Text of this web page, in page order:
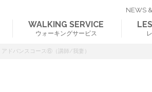
NEWS
WALKING SERVICE
ウォーキングサービス
アドバンスコース⑥（講師/我妻）